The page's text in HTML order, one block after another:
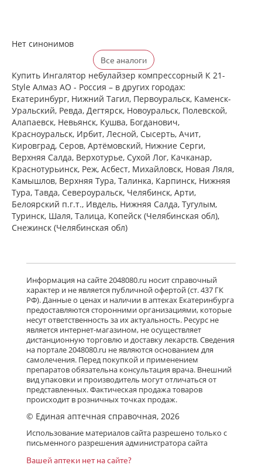
Нет синонимов
Все аналоги
Купить Ингалятор небулайзер компрессорный К 21-
Style Алмаз АО - Россия – в других городах:
Екатеринбург, Нижний Тагил, Первоуральск, Каменск-
Уральский, Ревда, Дегтярск, Новоуральск, Полевской,
Алапаевск, Невьянск, Кушва, Богданович,
Красноуральск, Ирбит, Лесной, Сысерть, Ачит,
Кировград, Серов, Артёмовский, Нижние Cерги,
Верхняя Салда, Верхотурье, Сухой Лог, Качканар,
Краснотурьинск, Реж, Асбест, Михайловск, Новая Ляля,
Камышлов, Верхняя Тура, Талинка, Карпинск, Нижняя
Тура, Тавда, Североуральск, Челябинск, Арти,
Белоярский п.г.т., Ивдель, Нижняя Салда, Тугулым,
Туринск, Шаля, Талица, Копейск (Челябинская обл),
Снежинск (Челябинская обл)
Информация на сайте 2048080.ru носит справочный
характер и не является публичной офертой (ст. 437 ГК
РФ). Данные о ценах и наличии в аптеках Екатеринбурга
предоставляются сторонними организациями, которые
несут ответственность за их актуальность. Ресурс не
является интернет-магазином, не осуществляет
дистанционную торговлю и доставку лекарств. Сведения
на портале 2048080.ru не являются основанием для
самолечения. Перед покупкой и применением
препаратов обязательна консультация врача. Внешний
вид упаковки и производитель могут отличаться от
представленных. Фактическая продажа товаров
происходит в розничных точках продаж.
© Единая аптечная справочная, 2026
Использование материалов сайта разрешено только с
письменного разрешения администратора сайта
Вашей аптеки нет на сайте?